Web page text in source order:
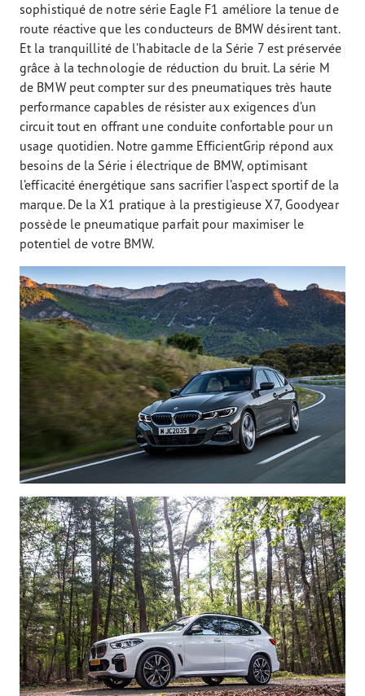
sophistiqué de notre série Eagle F1 améliore la tenue de
route réactive que les conducteurs de BMW désirent tant.
Et la tranquillité de l’habitacle de la Série 7 est préservée
grâce à la technologie de réduction du bruit. La série M
de BMW peut compter sur des pneumatiques très haute
performance capables de résister aux exigences d’un
circuit tout en offrant une conduite confortable pour un
usage quotidien. Notre gamme EfficientGrip répond aux
besoins de la Série i électrique de BMW, optimisant
l’efficacité énergétique sans sacrifier l’aspect sportif de la
marque. De la X1 pratique à la prestigieuse X7, Goodyear
possède le pneumatique parfait pour maximiser le
potentiel de votre BMW.